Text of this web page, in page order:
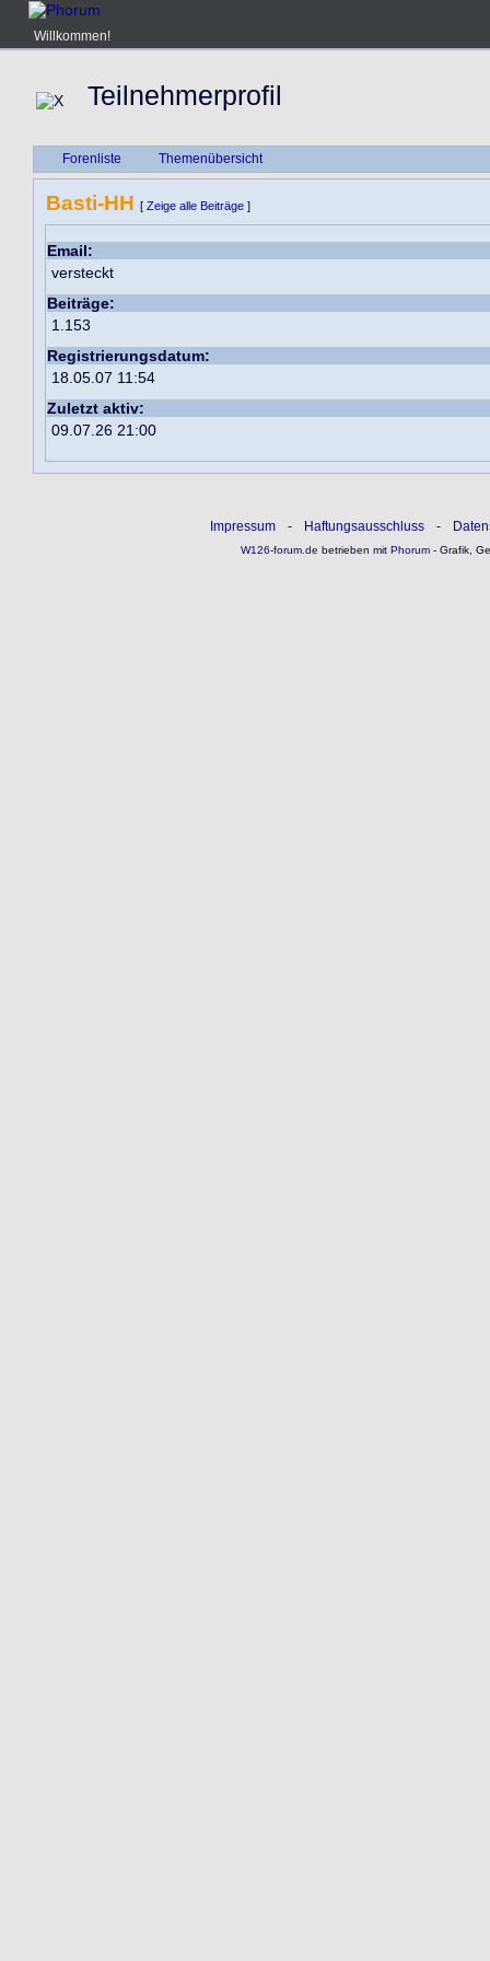
Willkommen!
Teilnehmerprofil
Forenliste Themenübersicht
Basti-HH [ Zeige alle Beiträge ]
Email:
versteckt
Beiträge:
1.153
Registrierungsdatum:
18.05.07 11:54
Zuletzt aktiv:
09.07.26 21:00
Impressum - Haftungsausschluss -
W126-forum.de betrieben mitPhorum- Grafik,